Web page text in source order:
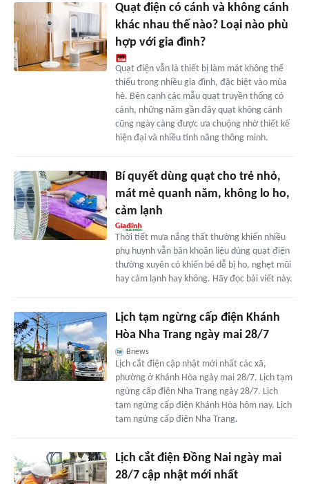
Quạt điện có cánh và không cánh
khác nhau thế nào? Loại nào phù
hợp với gia đình?
Quạt điện vẫn là thiết bị làm mát không thể
thiếu trong nhiều gia đình, đặc biệt vào mùa
hè. Bên cạnh các mẫu quạt truyền thống có
cánh, những năm gần đây quạt không cánh
cũng ngày càng được ưa chuộng nhờ thiết kế
hiện đại và nhiều tính năng thông minh.
Bí quyết dùng quạt cho trẻ nhỏ,
mát mẻ quanh năm, không lo ho,
cảm lạnh
Thời tiết mưa nắng thất thường khiến nhiều
phụ huynh vẫn băn khoăn liệu dùng quạt điện
thường xuyên có khiến bé dễ bị ho, nghẹt mũi
hay cảm lạnh hay không. Hãy đọc bài viết này.
Lịch tạm ngừng cấp điện Khánh
Hòa Nha Trang ngày mai 28/7
Bnews
Lịch cắt điện cập nhật mới nhất các xã,
phường ở Khánh Hòa ngày mai 28/7. Lịch tạm
ngừng cấp điện Nha Trang ngày 28/7. Lịch
tạm ngừng cấp điện Khánh Hòa hôm nay. Lịch
tạm ngừng cấp điện Nha Trang.
Lịch cắt điện Đồng Nai ngày mai
28/7 cập nhật mới nhất